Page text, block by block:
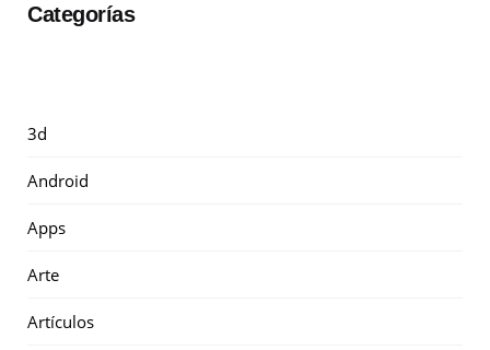
Categorías
3d
Android
Apps
Arte
Artículos